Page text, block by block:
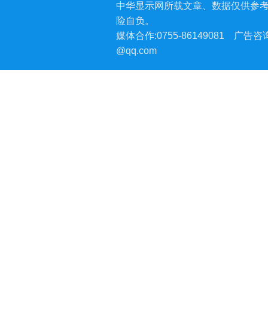
中华显示网所载文章、数据仅供参
险自负。
媒体合作:0755-86149081
广告咨
@qq.com